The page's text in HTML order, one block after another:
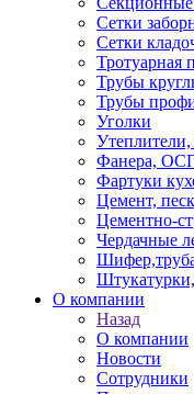
Сетки
Сетки
Тротуарная
Трубы
Трубы
Уголки
Фанера,
Фартуки
Цемент,
Цементно-
Чердачные
О компании
Назад
О компании
Новости
Сотрудники